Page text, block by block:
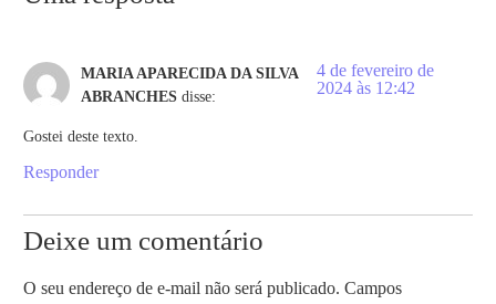
MARIA APARECIDA DA SILVA
ABRANCHES disse:
4 de fevereiro de
2024 às 12:42
Gostei deste texto.
Responder
Deixe um comentário
O seu endereço de e-mail não será publicado. Campos